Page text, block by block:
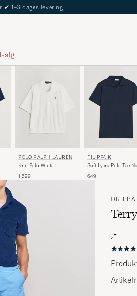
POLO RALPH LAUREN
Knit Polo White
1 599,-
FILIPPA K
Soft Lycra Polo Tee
649,-
,-